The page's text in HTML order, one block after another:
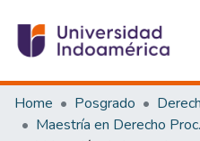
Communities & Collections
All of DSpace
Home Posgrado